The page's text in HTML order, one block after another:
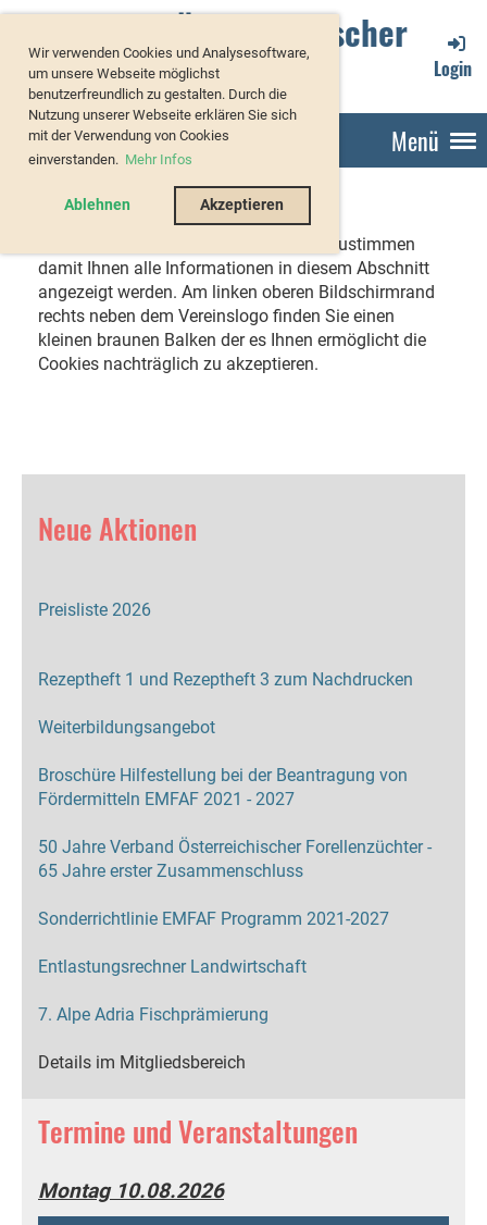
Wir verwenden Cookies und Analysesoftware,
um unsere Webseite möglichst
benutzerfreundlich zu gestalten. Durch die
Nutzung unserer Webseite erklären Sie sich
mit der Verwendung von Cookies
einverstanden. Mehr Infos
Ablehnen Akzeptieren
Verband Österreichischer
Forellenzüchter
Login
Menü
Sie müssen bitte der Cookie-Richtlinie zustimmen
damit Ihnen alle Informationen in diesem Abschnitt
angezeigt werden. Am linken oberen Bildschirmrand
rechts neben dem Vereinslogo finden Sie einen
kleinen braunen Balken der es Ihnen ermöglicht die
Cookies nachträglich zu akzeptieren.
Neue Aktionen
Preisliste 2026
Rezeptheft 1 und Rezeptheft 3 zum Nachdrucken
Weiterbildungsangebot
Broschüre Hilfestellung bei der Beantragung von
Fördermitteln EMFAF 2021 - 2027
50 Jahre Verband Österreichischer Forellenzüchter -
65 Jahre erster Zusammenschluss
Sonderrichtlinie EMFAF Programm 2021-2027
Entlastungsrechner Landwirtschaft
7. Alpe Adria Fischprämierung
Details im Mitgliedsbereich
Termine und Veranstaltungen
Montag 10.08.2026